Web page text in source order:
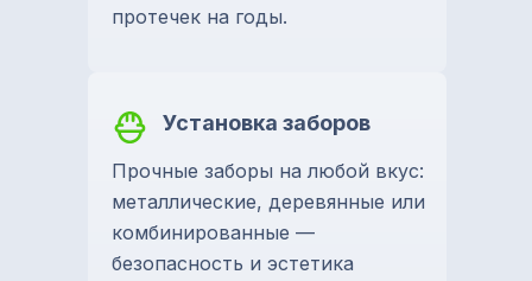
протечек на годы.
Установка заборов
Прочные заборы на любой вкус:
металлические, деревянные или
комбинированные —
безопасность и эстетика